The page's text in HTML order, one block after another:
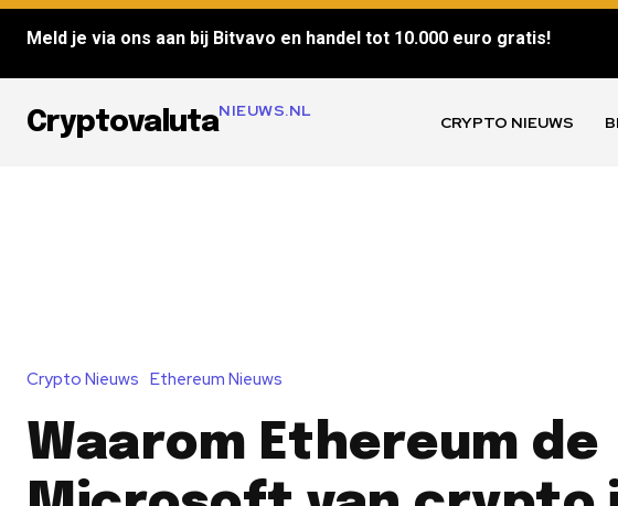
Meld je via ons aan bij Bitvavo en handel tot 10.000 euro gratis!
CryptovalutaNIEUWS.NL
CRYPTO NIEUWS
Crypto Nieuws Ethereum Nieuws
Waarom Ethereum de